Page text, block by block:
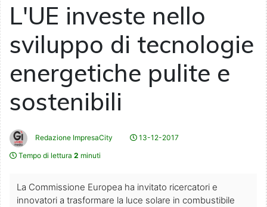
L'UE investe nello
sviluppo di tecnologie
energetiche pulite e
sostenibili
Redazione ImpresaCity
13-12-2017
Tempo di lettura 2 minuti
La Commissione Europea ha invitato ricercatori e
innovatori a trasformare la luce solare in combustibile